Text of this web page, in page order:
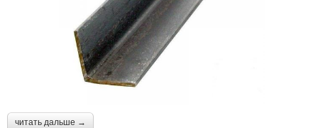
читать дальше →